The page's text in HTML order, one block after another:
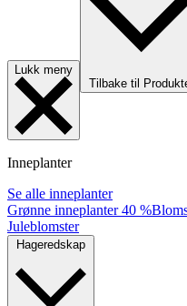
Lukk meny
Tilbake til
Inneplanter
Se alle inneplanter
Grønne inneplanter40 %
Juleblomster